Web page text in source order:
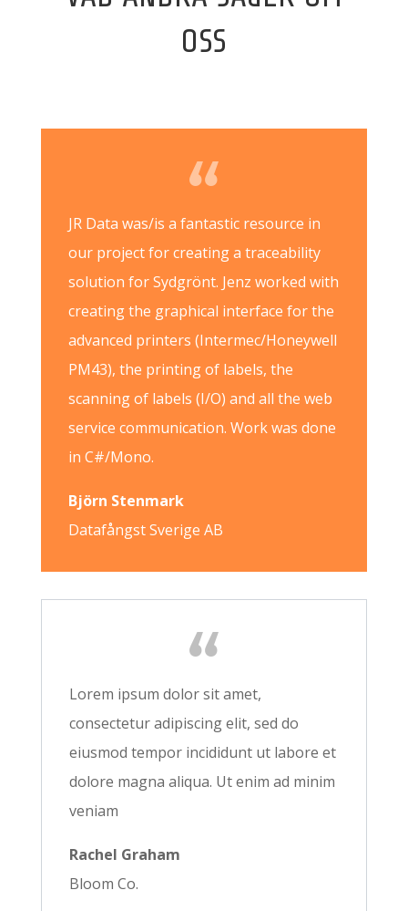
OSS
JR Data was/is a fantastic resource in
our project for creating a traceability
solution for Sydgrönt. Jenz worked with
creating the graphical interface for the
advanced printers (Intermec/Honeywell
PM43), the printing of labels, the
scanning of labels (I/O) and all the web
service communication. Work was done
in C#/Mono.
Björn Stenmark
Datafångst Sverige AB
Lorem ipsum dolor sit amet,
consectetur adipiscing elit, sed do
eiusmod tempor incididunt ut labore et
dolore magna aliqua. Ut enim ad minim
veniam
Rachel Graham
Bloom Co.